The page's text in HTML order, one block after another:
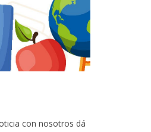
con nosotros dá